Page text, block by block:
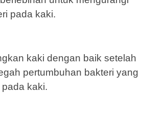
pada kaki.
kaki dengan baik setelah
pertumbuhan bakteri yang
kaki.